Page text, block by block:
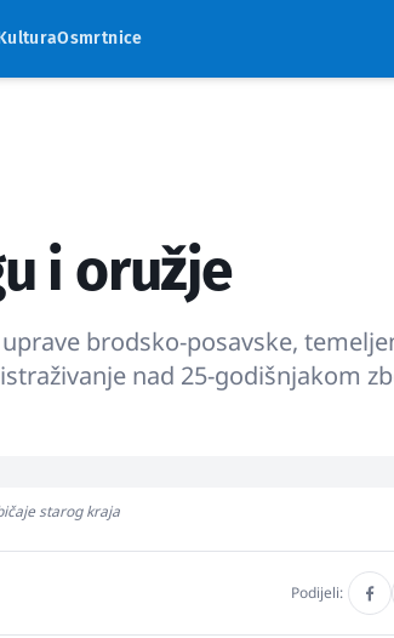
Osmrtnice
i oružje
brodsko-posavske,
nad 25-godišnjakom
starog kraja
Podijeli: